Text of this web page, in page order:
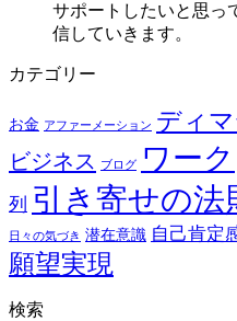
サポートしたいと思っ
信していきます。
カテゴリー
お金 アファーメーション ディ
ビジネス ブログ ワーク
列 引き寄せの法
日々の気づき 潜在意識 自己肯定
願望実現
検索